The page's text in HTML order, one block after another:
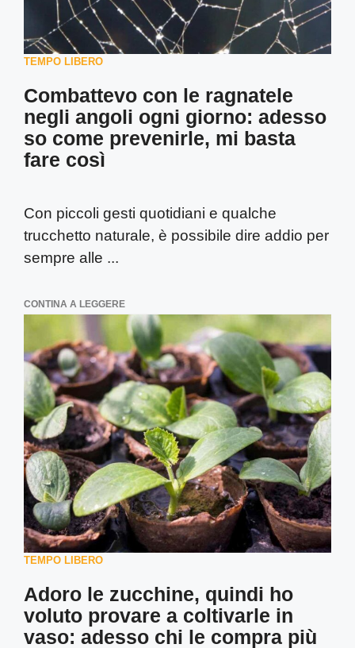
TEMPO LIBERO
Combattevo con le ragnatele
negli angoli ogni giorno: adesso
so come prevenirle, mi basta
fare così
Con piccoli gesti quotidiani e qualche
trucchetto naturale, è possibile dire addio per
sempre alle ...
CONTINA A LEGGERE
TEMPO LIBERO
Adoro le zucchine, quindi ho
voluto provare a coltivarle in
vaso: adesso chi le compra più